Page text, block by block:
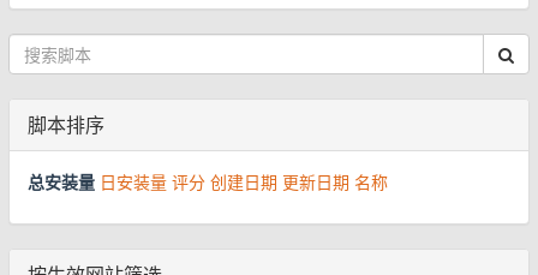
脚本排序
总安装量 日安装量 评分 创建日期 更新日期 名称